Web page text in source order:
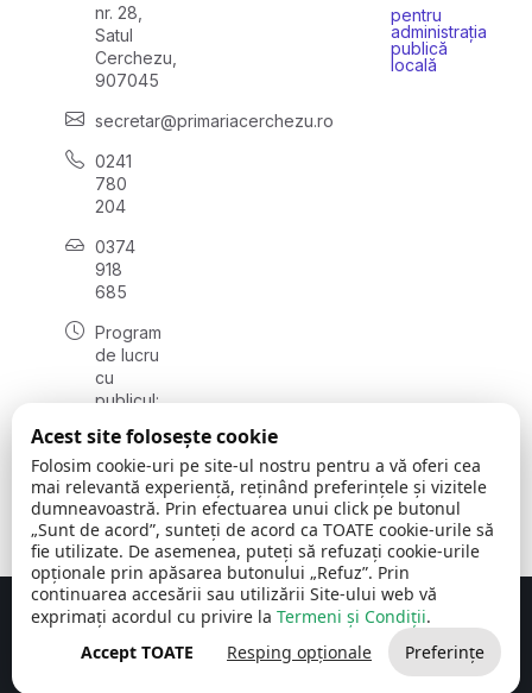
nr. 28,
Satul
Cerchezu,
907045
secretar@primariacerchezu.ro
0241
780
204
0374
918
685
Program
de lucru
cu
publicul:
08:00 -
16:30
, vineri:
08:00 -
14:00
pentru
administrația
publică
locală
Comuna Cerchezu © 2026Toate drepturile rezervate
Concept realizat de Big Media Relații Publice SRL
Acest site folosește cookie
Folosim cookie-uri pe site-ul nostru pentru a vă oferi cea
mai relevantă experiență, reținând preferințele și vizitele
dumneavoastră. Prin efectuarea unui click pe butonul
„Sunt de acord”, sunteți de acord ca TOATE cookie-urile să
fie utilizate. De asemenea, puteți să refuzați cookie-urile
opționale prin apăsarea butonului „Refuz”. Prin
continuarea accesării sau utilizării Site-ului web vă
exprimați acordul cu privire la Termeni și Condiții.
Accept TOATE
Resping opționale Preferințe